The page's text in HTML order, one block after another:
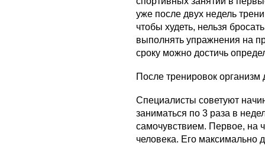
уже после двух недель
чтобы худеть, нельзя
выполнять упражнения на
сроку можно достичь
После тренировок организм
Специалисты советуют
заниматься по 3 раза в
самочувствием. Первое, на
человека. Его максимально